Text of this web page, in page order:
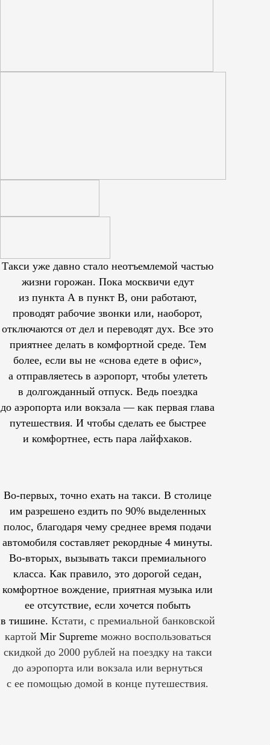
Такси уже давно стало неотъемлемой частью
жизни горожан. Пока москвичи едут
из пункта А в пункт В, они работают,
проводят рабочие звонки или, наоборот,
отключаются от дел и переводят дух. Все это
приятнее делать в комфортной среде. Тем
более, если вы не «снова едете в офис»,
а отправляетесь в аэропорт, чтобы улететь
в долгожданный отпуск. Ведь поездка
до аэропорта или вокзала — как первая глава
путешествия. И чтобы сделать ее быстрее
и комфортнее, есть пара лайфхаков.
Во-первых, точно ехать на такси. В столице
им разрешеноездить по 90% выделенных
полос, благодаря чему среднее время подачи
автомобиля составляет рекордные 4 минуты.
Во-вторых, вызывать такси премиального
класса. Как правило, это дорогой седан,
комфортное вождение, приятная музыка или
ее отсутствие, если хочется побыть
в тишине. Кстати, с премиальной банковской
картой Mir Supreme можно воспользоваться
скидкой до 2000 рублей на поездку на такси
до аэропорта или вокзала или вернуться
с ее помощью домой в конце путешествия.